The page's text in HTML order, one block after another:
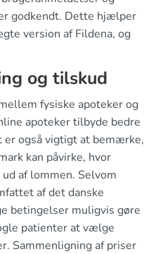
godkendt. Dette hjælper
version af Fildena, og
og tilskud
fysiske apoteker og
apoteker tilbyde bedre
er også vigtigt at bemærke,
kan påvirke, hvor
af lommen. Selvom
af det danske
betingelser muligvis gøre
patienter at vælge
Sammenligning af priser